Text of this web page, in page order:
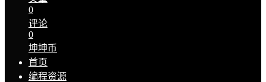
0
评论
0
坤坤币
首页
编程资源